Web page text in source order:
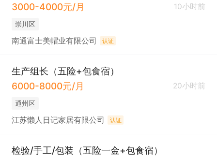
3000-4000元/月
10小时前
崇川区
南通富士美帽业有限公司 认证
生产组长（五险+包食宿）
6000-8000元/月
20小时前
通州区
江苏懒人日记家居有限公司 认证
检验/手工/包装（五险一金+包食宿）